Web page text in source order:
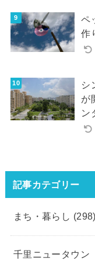
ペ
作
シ
が
ン
記事カテゴリー
まち・暮らし (298)
千里ニュータウン